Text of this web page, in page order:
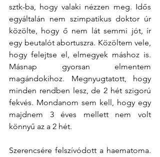
sztk-ba, hogy valaki nézzen meg. Idős
egyáltalán nem szimpatikus doktor úr
közölte, hogy ő nem lát semmi jót, ír
egy beutalót abortuszra. Közöltem vele,
hogy felejtse el, elmegyek máshoz is.
Másnap gyorsan elmentem
magándokihoz. Megnyugtatott, hogy
minden rendben lesz, de 2 hét szigorú
fekvés. Mondanom sem kell, hogy egy
majdnem 3 éves mellett nem volt
könnyű az a 2 hét.
Szerencsére felszívódott a haematoma.